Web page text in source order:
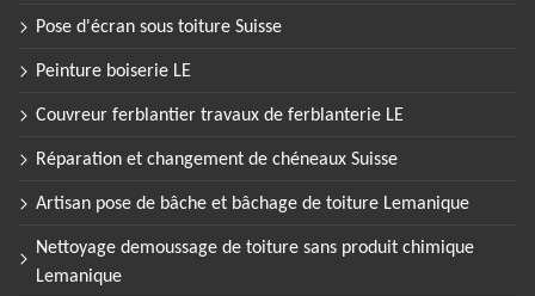
Pose d'écran sous toiture Suisse
Peinture boiserie LE
Couvreur ferblantier travaux de ferblanterie LE
Réparation et changement de chéneaux Suisse
Artisan pose de bâche et bâchage de toiture Lemanique
Nettoyage demoussage de toiture sans produit chimique
Lemanique